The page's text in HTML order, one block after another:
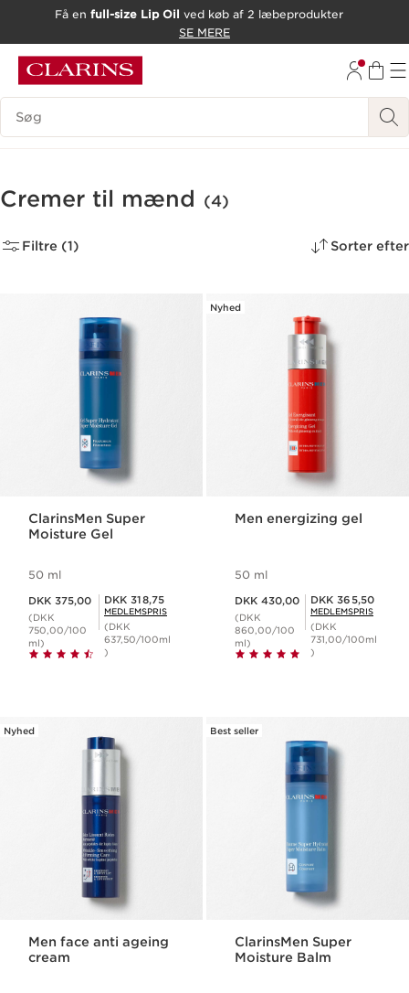
GÅ TIL BUND
Få en full-size Lip Oil ved køb af 2 læbeprodukter
SE MERE
Søgevindue
Cremer til mænd (4)
Filtre (1) Sorter efter
ClarinsMen Super
Moisture Gel
50 ml
DKK 375,00
(DKK
750,00/100
ml)
Medlemspris DKK 318,75
DKK 318,75
MEDLEMSPRIS
(DKK
637,50/100ml
)
Nyhed
Men energizing gel
50 ml
DKK 430,00
(DKK
860,00/100
ml)
Medlemspris DKK 365,50
DKK 365,50
MEDLEMSPRIS
(DKK
731,00/100ml
)
Nyhed
Men face anti ageing
cream
Best seller
ClarinsMen Super
Moisture Balm